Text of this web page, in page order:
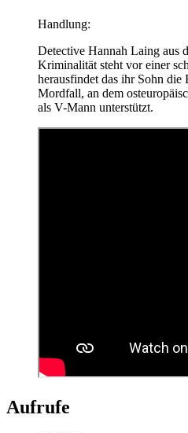
Handlung:
Detective Hannah Laing aus
Kriminalität steht vor einer
herausfindet das ihr Sohn
Mordfall, an dem
als V-Mann unterstützt.
Aufrufe